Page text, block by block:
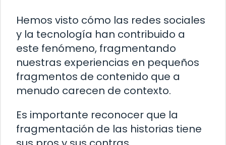
Hemos visto cómo las redes sociales
y la tecnología han contribuido a
este fenómeno, fragmentando
nuestras experiencias en pequeños
fragmentos de contenido que a
menudo carecen de contexto.
Es importante reconocer que la
fragmentación de las historias tiene